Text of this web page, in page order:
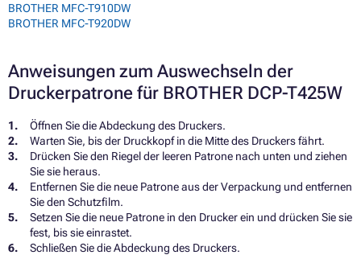
BROTHER MFC-T910DW
BROTHER MFC-T920DW
Anweisungen zum Auswechseln der
Druckerpatrone für BROTHER DCP-T425W
Öffnen Sie die Abdeckung des Druckers.
Warten Sie, bis der Druckkopf in die Mitte des Druckers fährt.
Drücken Sie den Riegel der leeren Patrone nach unten und ziehen
Sie sie heraus.
Entfernen Sie die neue Patrone aus der Verpackung und entfernen
Sie den Schutzfilm.
Setzen Sie die neue Patrone in den Drucker ein und drücken Sie sie
fest, bis sie einrastet.
Schließen Sie die Abdeckung des Druckers.